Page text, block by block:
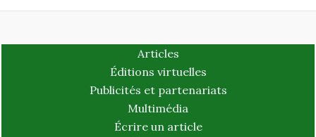
Articles
Éditions virtuelles
Publicités et partenariats
Multimédia
Écrire un article